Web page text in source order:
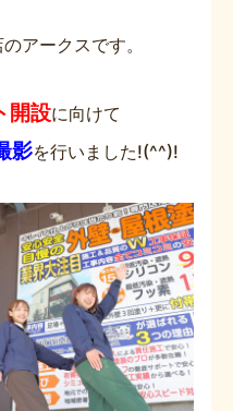
アークスです。
開設に向けて
影を行いました!(^^)!